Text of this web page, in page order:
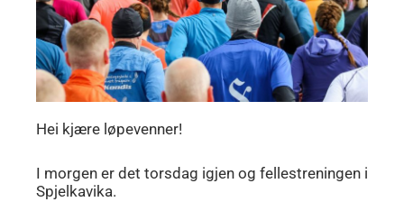
Hei kjære løpevenner!
I morgen er det torsdag igjen og fellestreningen i
Spjelkavika.